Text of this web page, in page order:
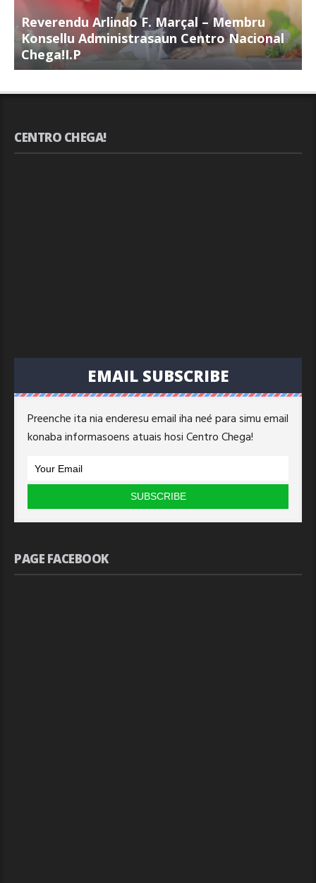
Reverendu Arlindo F. Marçal – Membru
Konsellu Administrasaun Centro Nacional
Chega!I.P
CENTRO CHEGA!
EMAIL SUBSCRIBE
Preenche ita nia enderesu email iha neé para simu email
konaba informasoens atuais hosi Centro Chega!
PAGE FACEBOOK